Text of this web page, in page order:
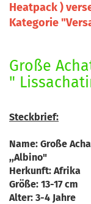
Heatpack )
Kategorie
Große
"
Steckbrief:
Name: Große
,,Albino"
Herkunft: Afrika
Größe: 13-17 cm
Alter: 3-4 Jahre